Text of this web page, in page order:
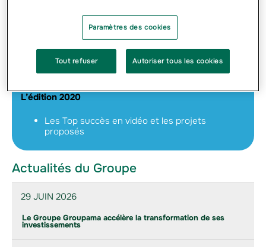
Les projets proposés
Les Top succès en vidéo et les projets
proposés
L’édition 2020
Les Top succès en vidéo et les projets
proposés
Actualités du Groupe
29 JUIN 2026
Le Groupe Groupama accélère la transformation de ses
investissements
Paramètres des cookies
Tout refuser Autoriser tous les cookies